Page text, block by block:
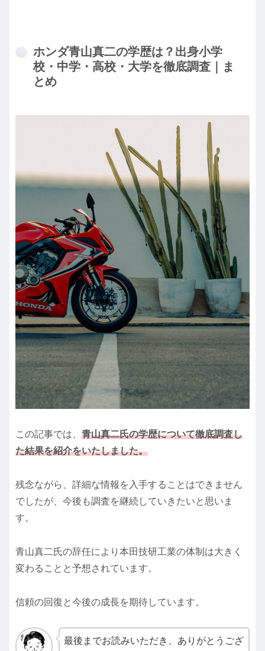
ホンダ青山真二の学歴は？出身小学
校・中学・高校・大学を徹底調査｜ま
とめ
この記事では、 青山真二氏の学歴について徹底調査し
た結果を紹介をいたしました。
残念ながら、詳細な情報を入手することはできません
でしたが、今後も調査を継続していきたいと思いま
す。
青山真二氏の辞任により本田技研工業の体制は大きく
変わることと予想されています。
信頼の回復と今後の成長を期待しています。
最後までお読みいただき、ありがとうござ